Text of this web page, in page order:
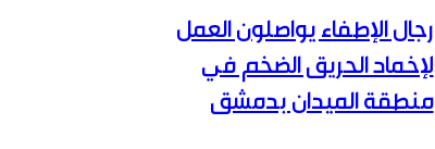
رجال الإطفاء يواصلون العمل
لإخماد الحريق الضخم في
منطقة الميدان بدمشق